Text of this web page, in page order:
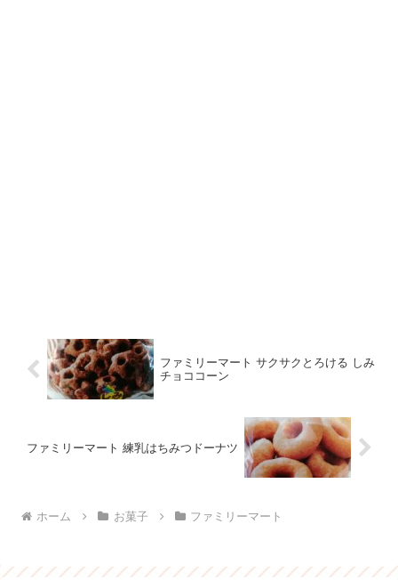
ファミリーマート サクサクとろける しみ
チョココーン
ファミリーマート 練乳はちみつドーナツ
ホーム お菓子 ファミリーマート